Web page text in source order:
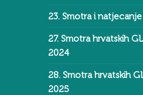
23. Smotra i
27. Smotra hrvatskih
2024
28. Smotra hrvatskih
2025